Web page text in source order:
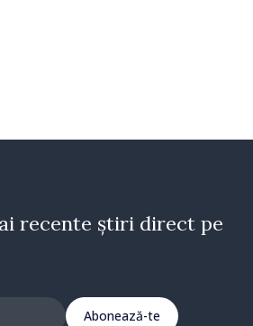
recente știri direct pe
Abonează-te